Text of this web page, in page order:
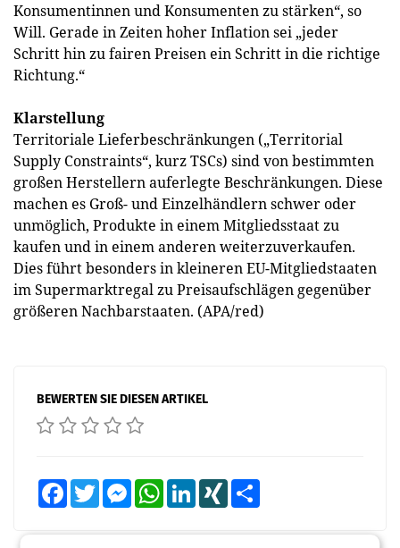
Konsumentinnen und Konsumenten zu stärken“, so
Will. Gerade in Zeiten hoher Inflation sei „jeder
Schritt hin zu fairen Preisen ein Schritt in die richtige
Richtung.“
Klarstellung
Territoriale Lieferbeschränkungen („Territorial
Supply Constraints“, kurz TSCs) sind von bestimmten
großen Herstellern auferlegte Beschränkungen. Diese
machen es Groß- und Einzelhändlern schwer oder
unmöglich, Produkte in einem Mitgliedsstaat zu
kaufen und in einem anderen weiterzuverkaufen.
Dies führt besonders in kleineren EU-Mitgliedstaaten
im Supermarktregal zu Preisaufschlägen gegenüber
größeren Nachbarstaaten. (APA/red)
BEWERTEN SIE DIESEN ARTIKEL
FacebookTwitter MessengerWhatsAppLinkedInXING